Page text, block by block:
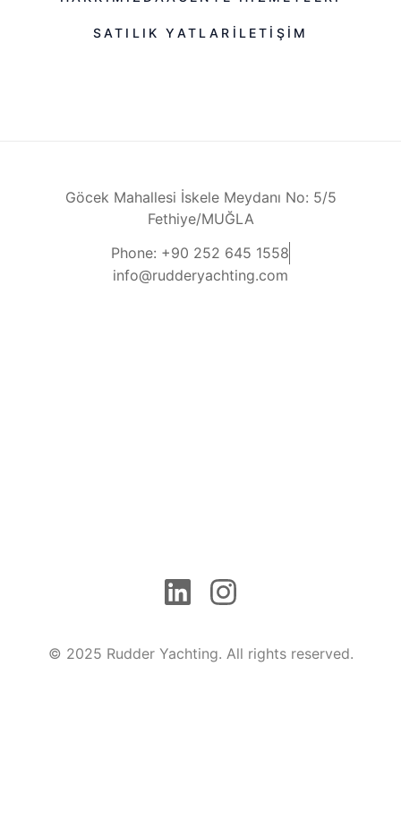
SATILIK YATLAR ILETIŞIM
Göcek Mahallesi İskele Meydanı No: 5/5
Fethiye/MUĞLA
Phone: +90 252 645 1558
info@rudderyachting.com
© 2025 Rudder Yachting. All rights reserved.